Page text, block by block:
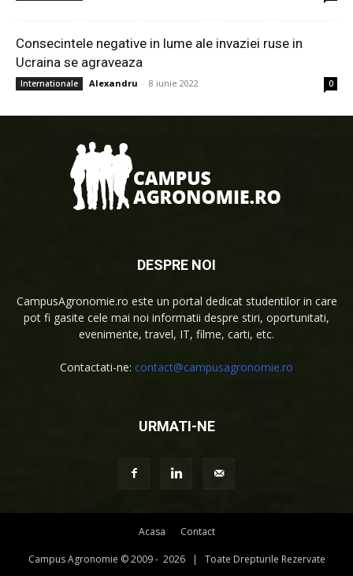
Consecintele negative in lume ale invaziei ruse in
Ucraina se agraveaza
Internationale Alexandru - 8 iunie 2022 0
DESPRE NOI
CampusAgronomie.ro este un portal dedicat studentilor in care
pot fi gasite cele mai noi informatii despre stiri, oportunitati,
evenimente, travel, IT, filme, carti, etc.
Contactati-ne: contact@campusagronomie.ro
URMATI-NE
Acasa Contact
Campus Agronomie © 2009 - 2026 | Toate Drepturile Rezervate